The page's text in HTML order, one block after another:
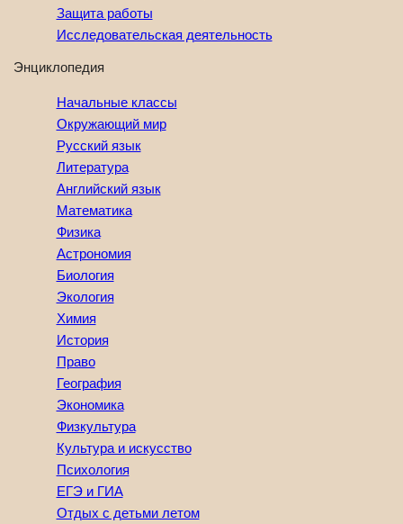
Защита работы
Исследовательская деятельность
Энциклопедия
Начальные классы
Окружающий мир
Русский язык
Литература
Английский язык
Математика
Физика
Астрономия
Биология
Экология
Химия
История
Право
География
Экономика
Физкультура
Культура и искусство
Психология
ЕГЭ и ГИА
Отдых с детьми летом